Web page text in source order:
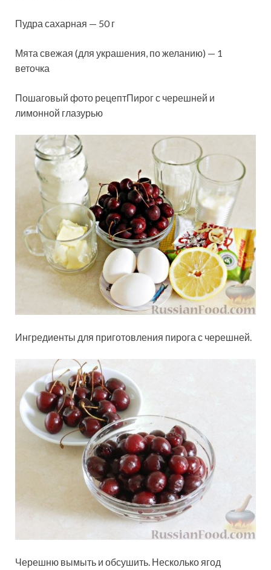
Пудра сахарная — 50 г
Мята свежая (для украшения, по желанию) — 1
веточка
Пошаговый фото рецептПирог с черешней и
лимонной глазурью
Ингредиенты для приготовления пирога с черешней.
Черешню вымыть и обсушить. Несколько ягод